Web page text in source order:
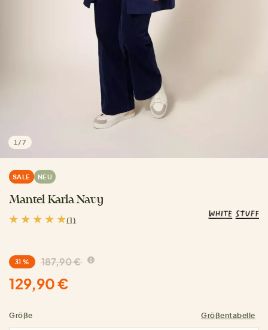
1 /7
SALE NEU
Mantel Karla Navy
(1)
31 % 187,90 €
129,90 €
Größe Größentabelle